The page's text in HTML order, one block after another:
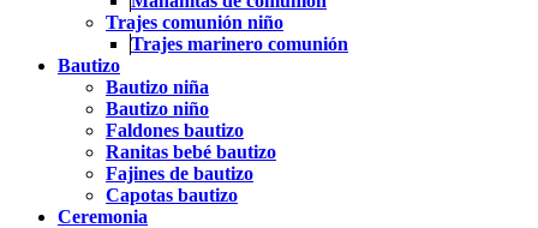
Trajes comunión niño
Trajes marinero comunión
Bautizo
Bautizo niña
Bautizo niño
Faldones bautizo
Ranitas bebé bautizo
Fajines de bautizo
Capotas bautizo
Ceremonia